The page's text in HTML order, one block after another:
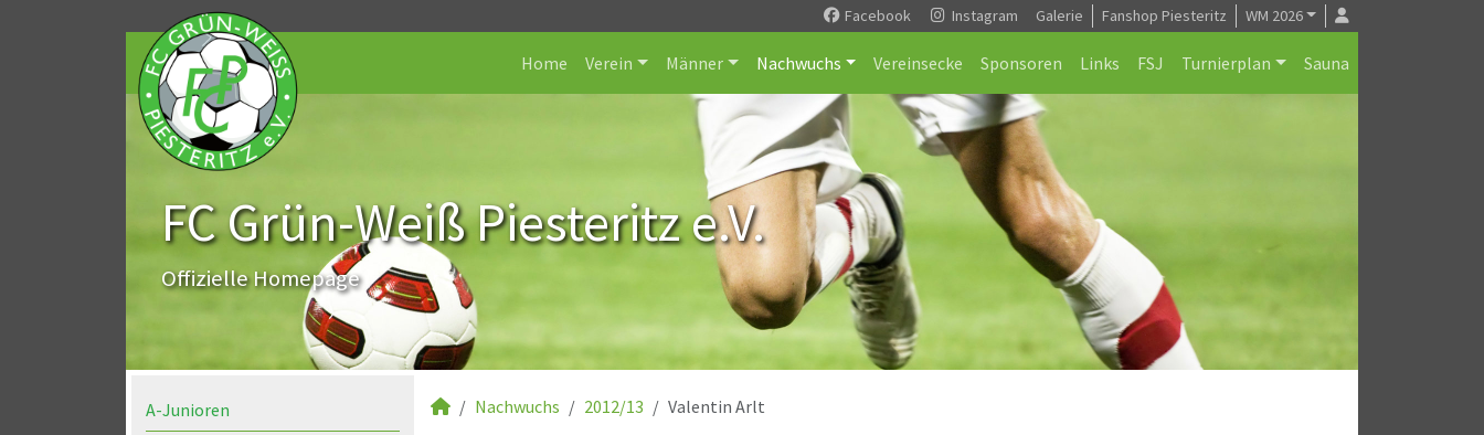
Facebook Instagram Galerie Fanshop Piesteritz WM 2026
Home Verein Männer Nachwuchs Vereinsecke Sponsoren Links FSJ Turnierplan Sauna
FC Grün-Weiß Piesteritz e.V.
Offizielle Homepage
A-Junioren
Nachwuchs 2012/13 Valentin Arlt